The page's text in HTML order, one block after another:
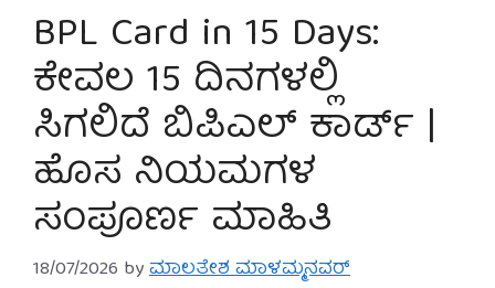
BPL Card in 15 Days:
ಕೇವಲ 15 ದಿನಗಳಲ್ಲಿ
ಸಿಗಲಿದೆ ಬಿಪಿಎಲ್ ಕಾರ್ಡ್ |
ಹೊಸ ನಿಯಮಗಳ
ಸಂಪೂರ್ಣ ಮಾಹಿತಿ
18/07/2026 byಮಾಲತೇಶ ಮಾಳಮ್ಮನವರ್